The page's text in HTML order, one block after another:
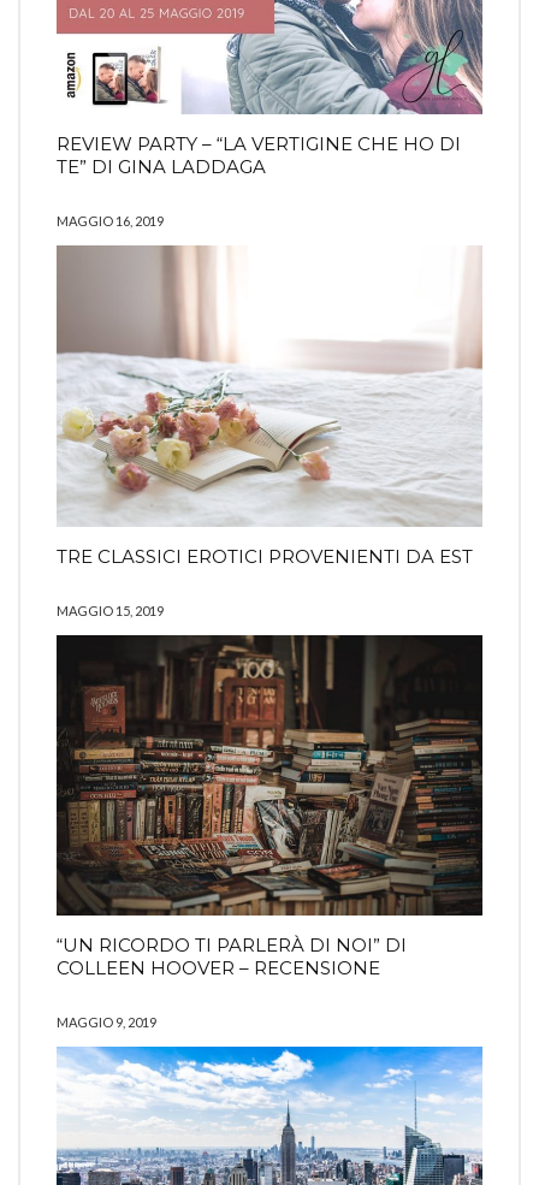
REVIEW PARTY – “LA VERTIGINE CHE HO DI
TE” DI GINA LADDAGA
MAGGIO 16, 2019
TRE CLASSICI EROTICI PROVENIENTI DA EST
MAGGIO 15, 2019
“UN RICORDO TI PARLERÀ DI NOI” DI
COLLEEN HOOVER – RECENSIONE
MAGGIO 9, 2019